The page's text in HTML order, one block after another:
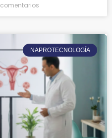
NAPROTECNOLOGÍA